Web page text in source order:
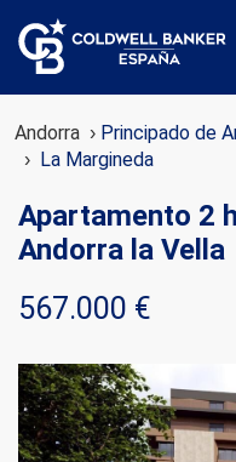
Andorra Principado de
La Margineda
Apartamento 2
Andorra la Vella
567.000 €